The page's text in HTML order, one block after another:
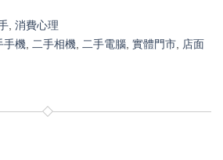
消費心理
手機 二手相機 二手電腦 實體門市
店面